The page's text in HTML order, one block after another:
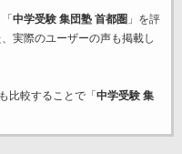
中学受験 集団塾 首都圏 」を評
実際のユーザーの声も掲載し
比較することで「 中学受験 集